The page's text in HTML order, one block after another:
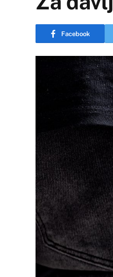
Facebook